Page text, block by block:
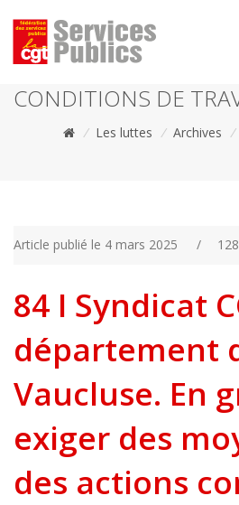
CONDITIONS DE
/ Les luttes / Archives /
Article publié le 4 mars 2025 /
84 I Syndicat
département
Vaucluse. En
exiger des
des actions